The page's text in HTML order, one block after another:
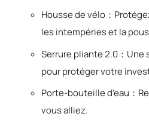
Housse de vélo：
les intempéries et la
Serrure pliante 2.0：
pour protéger votre
Porte-bouteille d’eau：
vous alliez.